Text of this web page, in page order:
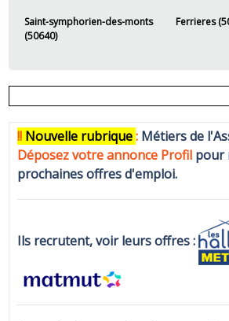
Saint-symphorien-des-monts
(50640)
Ferrieres
!! Nouvelle rubrique: Métiers de
Déposez votre annonce Profil pour
prochaines offres d'emploi.
Ils recrutent, voir leurs offres :